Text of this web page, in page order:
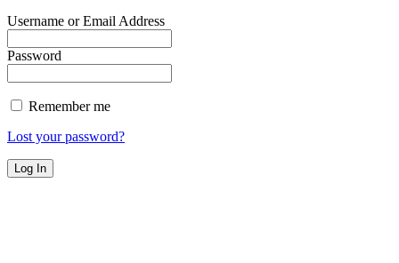
Username or Email Address
Password
Remember me
Lost your password?